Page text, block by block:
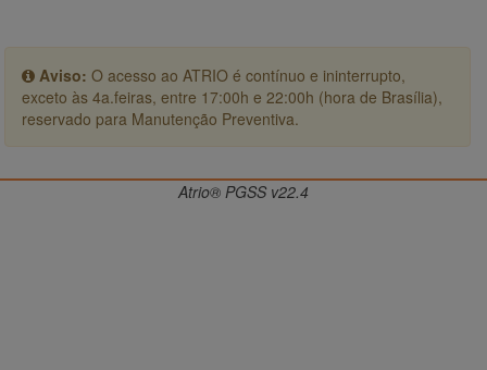
Aviso: O acesso ao ATRIO é contínuo e ininterrupto,
exceto às 4a.feiras, entre 17:00h e 22:00h (hora de Brasília),
reservado para Manutenção Preventiva.
Atrio® PGSS v22.4